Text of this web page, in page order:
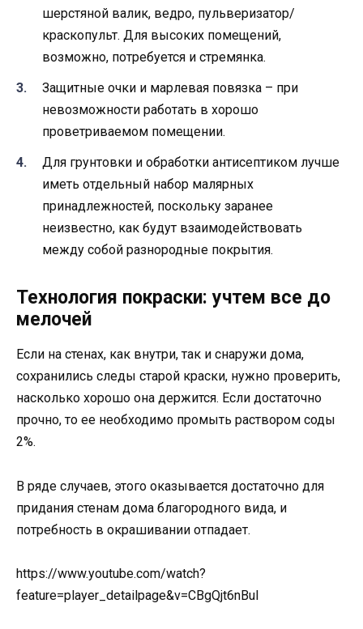
шерстяной валик, ведро, пульверизатор/
краскопульт. Для высоких помещений,
возможно, потребуется и стремянка.
Защитные очки и марлевая повязка – при
невозможности работать в хорошо
проветриваемом помещении.
Для грунтовки и обработки антисептиком лучше
иметь отдельный набор малярных
принадлежностей, поскольку заранее
неизвестно, как будут взаимодействовать
между собой разнородные покрытия.
Технология покраски: учтем все до
мелочей
Если на стенах, как внутри, так и снаружи дома,
сохранились следы старой краски, нужно проверить,
насколько хорошо она держится. Если достаточно
прочно, то ее необходимо промыть раствором соды
2%.
В ряде случаев, этого оказывается достаточно для
придания стенам дома благородного вида, и
потребность в окрашивании отпадает.
https://www.youtube.com/watch?
feature=player_detailpage&v=CBgQjt6nBuI